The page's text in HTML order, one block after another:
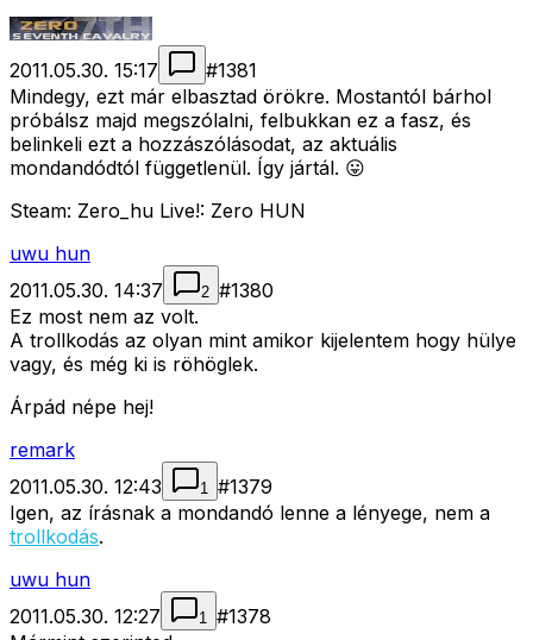
2011.05.30. 15:17 #1381
Mindegy, ezt már elbasztad örökre. Mostantól bárhol
próbálsz majd megszólalni, felbukkan ez a fasz, és
belinkeli ezt a hozzászólásodat, az aktuális
mondandódtól függetlenül. Így jártál. 😛
Steam: Zero_hu Live!: Zero HUN
uwu hun
2011.05.30. 14:37
2 #1380
Ez most nem az volt.
A trollkodás az olyan mint amikor kijelentem hogy hülye
vagy, és még ki is röhöglek.
Árpád népe hej!
remark
2011.05.30. 12:43
1 #1379
Igen, az írásnak a mondandó lenne a lényege, nem a
trollkodás.
uwu hun
2011.05.30. 12:27
1 #1378